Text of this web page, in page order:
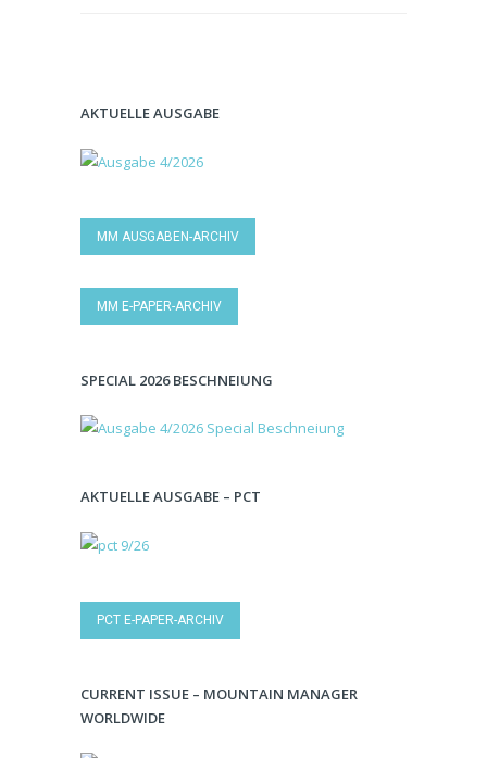
AKTUELLE AUSGABE
MM AUSGABEN-ARCHIV
MM E-PAPER-ARCHIV
SPECIAL 2026 BESCHNEIUNG
AKTUELLE AUSGABE – PCT
PCT E-PAPER-ARCHIV
CURRENT ISSUE – MOUNTAIN MANAGER
WORLDWIDE